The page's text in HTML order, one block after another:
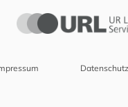
Datenschutz